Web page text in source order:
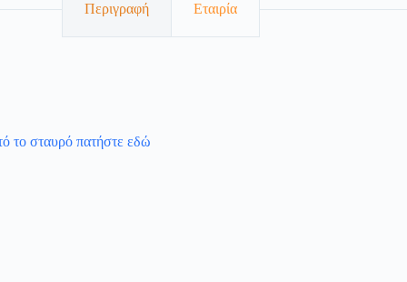
Περιγραφή Εταιρία
το σταυρό πατήστε εδώ